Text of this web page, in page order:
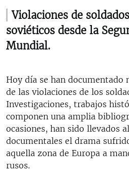
Violaciones de
soviéticos desde la
Mundial.
Hoy día se han documentado
de las violaciones de los
Investigaciones, trabajos
componen una amplia
ocasiones, han sido llevados
documentales el drama
aquella zona de Europa a
rusos.